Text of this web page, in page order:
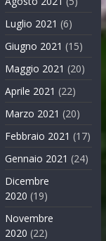
Luglio 2021 (6)
Giugno 2021 (15)
Maggio 2021 (20)
Aprile 2021 (22)
Marzo 2021 (20)
Febbraio 2021 (17)
Gennaio 2021 (24)
Dicembre
2020 (19)
Novembre
2020 (22)